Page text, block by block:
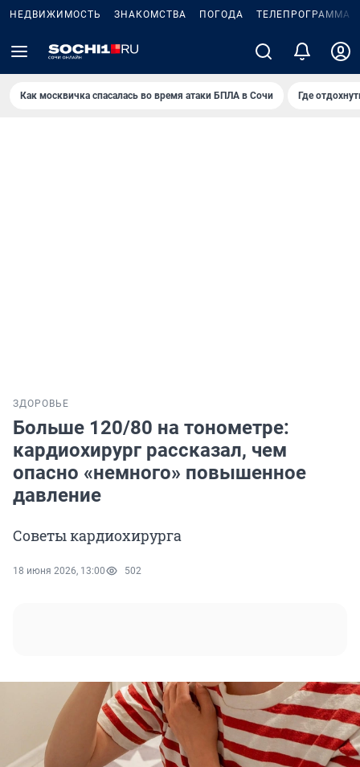
НЕДВИЖИМОСТЬ ЗНАКОМСТВА ПОГОДА ТЕЛЕПРОГРАММА
Как москвичка спасалась во время атаки БПЛА в Сочи Где
ЗДОРОВЬЕ
Больше 120/80 на тонометре:
кардиохирург рассказал, чем
опасно «немного» повышенное
давление
Советы кардиохирурга
18 июня 2026, 13:00 502